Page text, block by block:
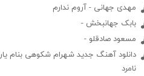
مهدی جهانی - آروم ندارم
بابک جهانبخش -
مسعود صادقلو -
دانلود آهنگ جدید شهرام شکوهی بنام یار
نامرد